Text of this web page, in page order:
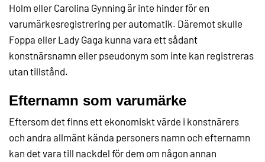
Holm eller Carolina Gynning är inte hinder för en
varumärkesregistrering per automatik. Däremot skulle
Foppa eller Lady Gaga kunna vara ett sådant
konstnärsnamn eller pseudonym som inte kan registreras
utan tillstånd.
Efternamn som varumärke
Eftersom det finns ett ekonomiskt värde i konstnärers
och andra allmänt kända personers namn och efternamn
kan det vara till nackdel för dem om någon annan